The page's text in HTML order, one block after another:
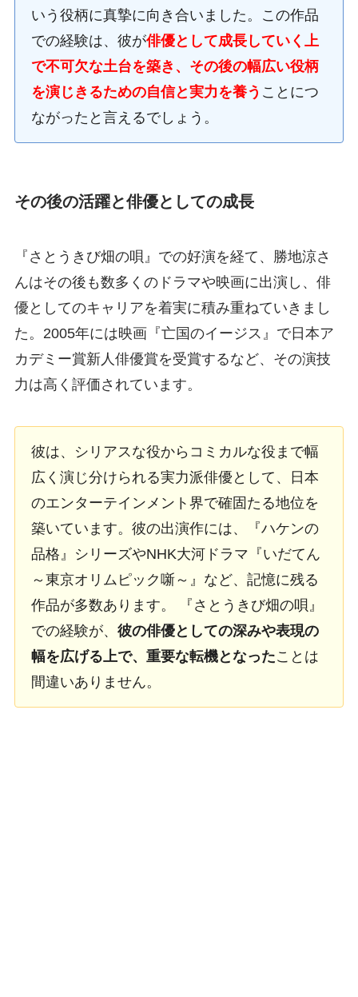
いう役柄に真摯に向き合いました。この作品
での経験は、彼が俳優として成長していく上
で不可欠な土台を築き、その後の幅広い役柄
を演じきるための自信と実力を養う ことにつ
ながったと言えるでしょう。
その後の活躍と俳優としての成長
『さとうきび畑の唄』での好演を経て、勝地涼さ
んはその後も数多くのドラマや映画に出演し、俳
優としてのキャリアを着実に積み重ねていきまし
た。2005年には映画『亡国のイージス』で日本ア
カデミー賞新人俳優賞を受賞するなど、その演技
力は高く評価されています。
彼は、シリアスな役からコミカルな役まで幅
広く演じ分けられる実力派俳優として、日本
のエンターテインメント界で確固たる地位を
築いています。彼の出演作には、『ハケンの
品格』シリーズやNHK大河ドラマ『いだてん
～東京オリムピック噺～』など、記憶に残る
作品が多数あります。 『さとうきび畑の唄』
での経験が、 彼の俳優としての深みや表現の
幅を広げる上で、重要な転機となったことは
間違いありません。